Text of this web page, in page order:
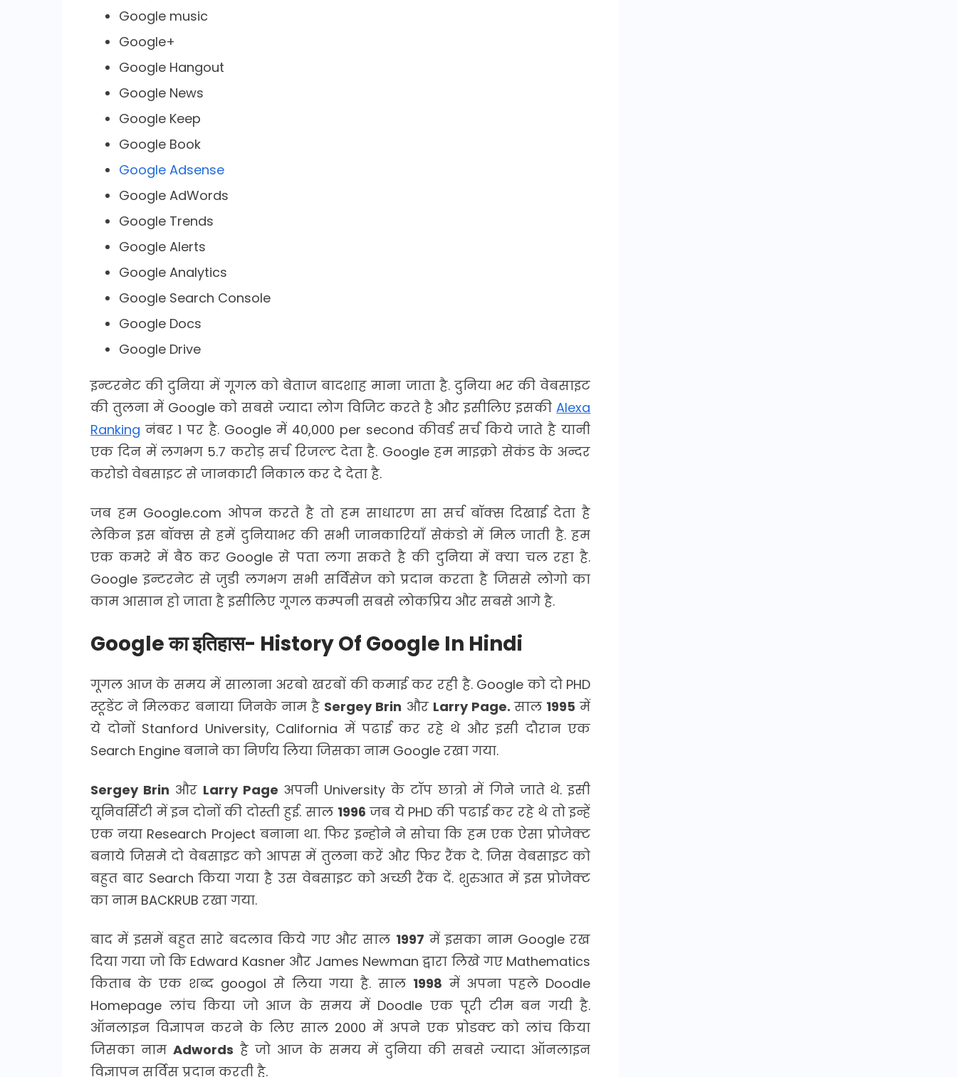
Google music
Google+
Google Hangout
Google News
Google Keep
Google Book
Google Adsense
Google AdWords
Google Trends
Google Alerts
Google Analytics
Google Search Console
Google Docs
Google Drive
इन्टरनेट की दुनिया में गूगल को बेताज बादशाह माना जाता है. दुनिया भर की वेबसाइट
की तुलना में Google को सबसे ज्यादा लोग विजिट करते है और इसीलिए इसकीAlexa
Ranking नंबर 1 पर है. Google में 40,000 per second कीवर्ड सर्च किये जाते है यानी
एक दिन में लगभग 5.7 करोड़ सर्च रिजल्ट देता है. Google हम माइक्रो सेकंड के अन्दर
करोडो वेबसाइट से जानकारी निकाल कर दे देता है.
जब हम Google.com ओपन करते है तो हम साधारण सा सर्च बॉक्स दिखाई देता है
लेकिन इस बॉक्स से हमें दुनियाभर की सभी जानकारियाँ सेकंडो में मिल जाती है. हम
एक कमरे में बैठ कर Google से पता लगा सकते है की दुनिया में क्या चल रहा है.
Google इन्टरनेट से जुडी लगभग सभी सर्विसेज को प्रदान करता है जिससे लोगो का
काम आसान हो जाता है इसीलिए गूगल कम्पनी सबसे लोकप्रिय और सबसे आगे है.
Google का इतिहास- History Of Google In Hindi
गूगल आज के समय में सालाना अरबो खरबों की कमाई कर रही है. Google को दो PHD
स्टूडेंट ने मिलकर बनाया जिनके नाम है Sergey Brin और Larry Page.साल 1995 में
ये दोनों Stanford University, California में पढाई कर रहे थे और इसी दौरान एक
Search Engine बनाने का निर्णय लिया जिसका नाम Google रखा गया.
Sergey Brin और Larry Page अपनी University के टॉप छात्रो में गिने जाते थे. इसी
यूनिवर्सिटी में इन दोनों की दोस्ती हुई. साल 1996 जब ये PHD की पढाई कर रहे थे तो इन्हें
एक नया Research Project बनाना था. फिर इन्होने ने सोचा कि हम एक ऐसा प्रोजेक्ट
बनाये जिसमे दो वेबसाइट को आपस में तुलना करें और फिर रैंक दे. जिस वेबसाइट को
बहुत बार Search किया गया है उस वेबसाइट को अच्छी रैंक दें. शुरुआत में इस प्रोजेक्ट
का नाम BACKRUB रखा गया.
बाद में इसमें बहुत सारे बदलाव किये गए और साल 1997 में इसका नाम Google रख
दिया गया जो कि Edward Kasner और James Newman द्वारा लिखे गए Mathematics
किताब के एक शब्द googol से लिया गया है. साल 1998 में अपना पहले Doodle
Homepage लांच किया जो आज के समय में Doodle एक पूरी टीम बन गयी है.
ऑनलाइन विज्ञापन करने के लिए साल 2000 में अपने एक प्रोडक्ट को लांच किया
जिसका नामAdwords है जो आज के समय में दुनिया की सबसे ज्यादा ऑनलाइन
विज्ञापन सर्विस प्रदान करती है.